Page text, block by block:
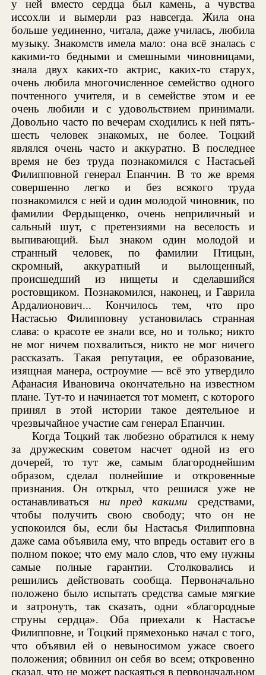
у ней вместо сердца был камень, а чувства
иссохли и вымерли раз навсегда. Жила она
больше уединенно, читала, даже училась, любила
музыку. Знакомств имела мало: она всё зналась с
какими-то бедными и смешными чиновницами,
знала двух каких-то актрис, каких-то старух,
очень любила многочисленное семейство одного
почтенного учителя, и в семействе этом и ее
очень любили и с удовольствием принимали.
Довольно часто по вечерам сходились к ней пять-
шесть человек знакомых, не более. Тоцкий
являлся очень часто и аккуратно. В последнее
время не без труда познакомился с Настасьей
Филипповной генерал Епанчин. В то же время
совершенно легко и без всякого труда
познакомился с ней и один молодой чиновник, по
фамилии Фердыщенко, очень неприличный и
сальный шут, с претензиями на веселость и
выпивающий. Был знаком один молодой и
странный человек, по фамилии Птицын,
скромный, аккуратный и вылощенный,
происшедший из нищеты и сделавшийся
ростовщиком. Познакомился, наконец, и Гаврила
Ардалионович... Кончилось тем, что про
Настасью Филипповну установилась странная
слава: о красоте ее знали все, но и только; никто
не мог ничем похвалиться, никто не мог ничего
рассказать. Такая репутация, ее образование,
изящная манера, остроумие — всё это утвердило
Афанасия Ивановича окончательно на известном
плане. Тут-то и начинается тот момент, с которого
принял в этой истории такое деятельное и
чрезвычайное участие сам генерал Епанчин.
Когда Тоцкий так любезно обратился к нему
за дружеским советом насчет одной из его
дочерей, то тут же, самым благороднейшим
образом, сделал полнейшие и откровенные
признания. Он открыл, что решился уже не
останавливаться ни пред какими средствами,
чтобы получить свою свободу; что он не
успокоился бы, если бы Настасья Филипповна
даже сама объявила ему, что впредь оставит его в
полном покое; что ему мало слов, что ему нужны
самые полные гарантии. Столковались и
решились действовать сообща. Первоначально
положено было испытать средства самые мягкие
и затронуть, так сказать, одни «благородные
струны сердца». Оба приехали к Настасье
Филипповне, и Тоцкий прямехонько начал с того,
что объявил ей о невыносимом ужасе своего
положения; обвинил он себя во всем; откровенно
сказал, что не может раскаяться в первоначальном